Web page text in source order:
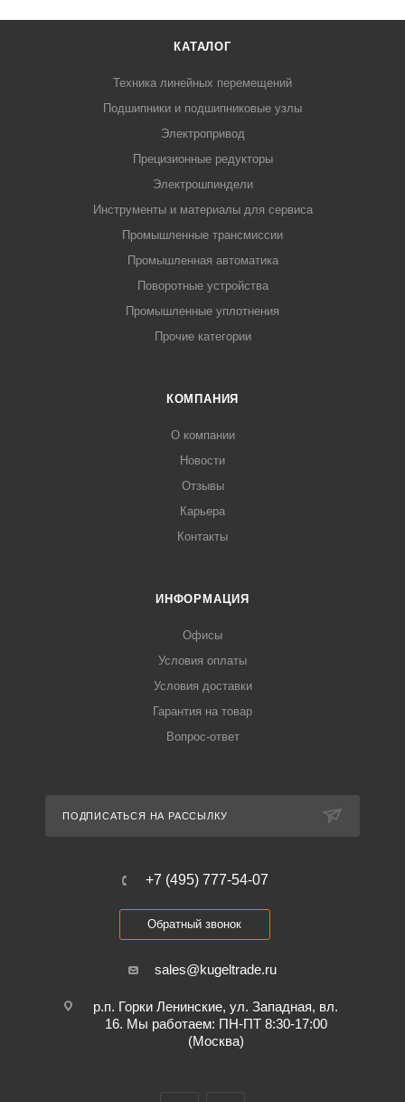
КАТАЛОГ
Техника линейных перемещений
Подшипники и подшипниковые узлы
Электропривод
Прецизионные редукторы
Электрошпиндели
Инструменты и материалы для сервиса
Промышленные трансмиссии
Промышленная автоматика
Поворотные устройства
Промышленные уплотнения
Прочие категории
КОМПАНИЯ
О компании
Новости
Отзывы
Карьера
Контакты
ИНФОРМАЦИЯ
Офисы
Условия оплаты
Условия доставки
Гарантия на товар
Вопрос-ответ
ПОДПИСАТЬСЯ НА РАССЫЛКУ
+7 (495) 777-54-07
Обратный звонок
sales@kugeltrade.ru
р.п. Горки Ленинские, ул. Западная, вл.
16. Мы работаем: ПН-ПТ 8:30-17:00
(Москва)